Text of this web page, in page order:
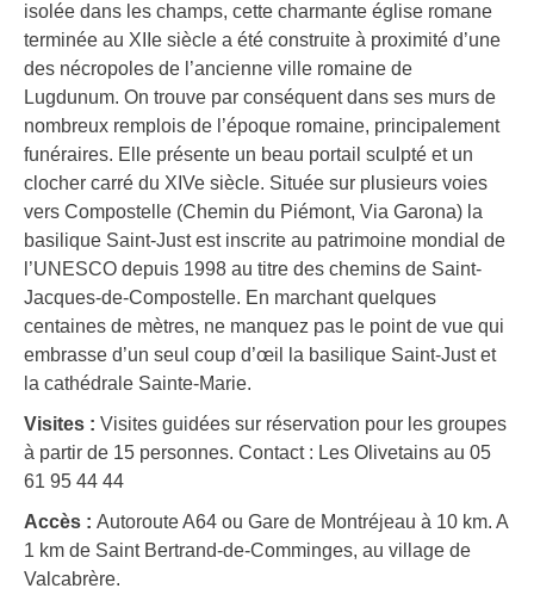
isolée dans les champs, cette charmante église romane
terminée au XIIe siècle a été construite à proximité d’une
des nécropoles de l’ancienne ville romaine de
Lugdunum. On trouve par conséquent dans ses murs de
nombreux remplois de l’époque romaine, principalement
funéraires. Elle présente un beau portail sculpté et un
clocher carré du XIVe siècle. Située sur plusieurs voies
vers Compostelle (Chemin du Piémont, Via Garona) la
basilique Saint-Just est inscrite au patrimoine mondial de
l’UNESCO depuis 1998 au titre des chemins de Saint-
Jacques-de-Compostelle. En marchant quelques
centaines de mètres, ne manquez pas le point de vue qui
embrasse d’un seul coup d’œil la basilique Saint-Just et
la cathédrale Sainte-Marie.
Visites : Visites guidées sur réservation pour les groupes
à partir de 15 personnes. Contact : Les Olivetains au 05
61 95 44 44
Accès : Autoroute A64 ou Gare de Montréjeau à 10 km. A
1 km de Saint Bertrand-de-Comminges, au village de
Valcabrère.